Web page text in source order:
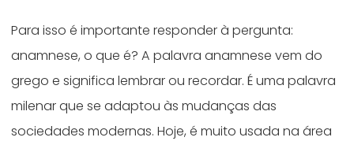
Para isso é importante responder à pergunta:
anamnese, o que é? A palavra anamnese vem do
grego e significa lembrar ou recordar. É uma palavra
milenar que se adaptou às mudanças das
sociedades modernas. Hoje, é muito usada na área